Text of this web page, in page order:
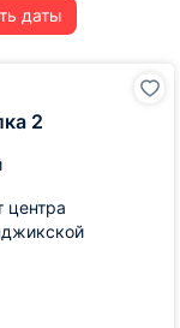
даты
2
центра